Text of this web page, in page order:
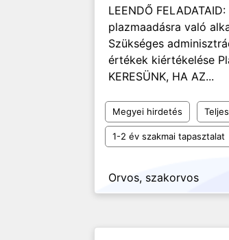
LEENDŐ
plazmaadásra való
Szükséges
értékek kiértékelése
KERESÜNK, HA AZ...
Megyei hirdetés
1-2 év szakmai tapasztalat
Orvos, szakorvos